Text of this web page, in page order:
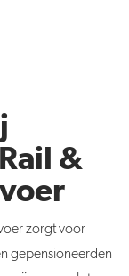
&
zorgt voor
gepensioneerden